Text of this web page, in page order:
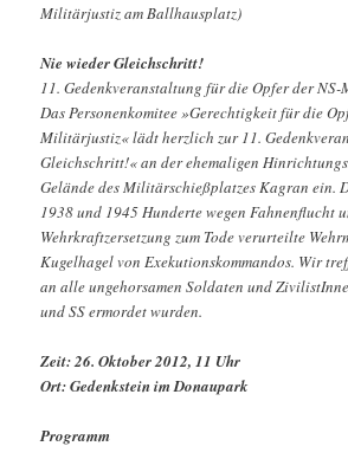
Militärjustiz am Ballhausplatz)
Nie wieder Gleichschritt!
11. Gedenkveranstaltung für die Opfer der
Das Personenkomitee »Gerechtigkeit für die
Militärjustiz« lädt herzlich zur 11.
Gleichschritt!« an der ehemaligen
Gelände des Militärschießplatzes Kagran ein.
1938 und 1945 Hunderte wegen Fahnenflucht
Wehrkraftzersetzung zum Tode verurteilte
Kugelhagel von Exekutionskommandos. Wir
an alle ungehorsamen Soldaten und
und SS ermordet wurden.
Zeit: 26. Oktober 2012, 11 Uhr
Ort: Gedenkstein im Donaupark
Programm